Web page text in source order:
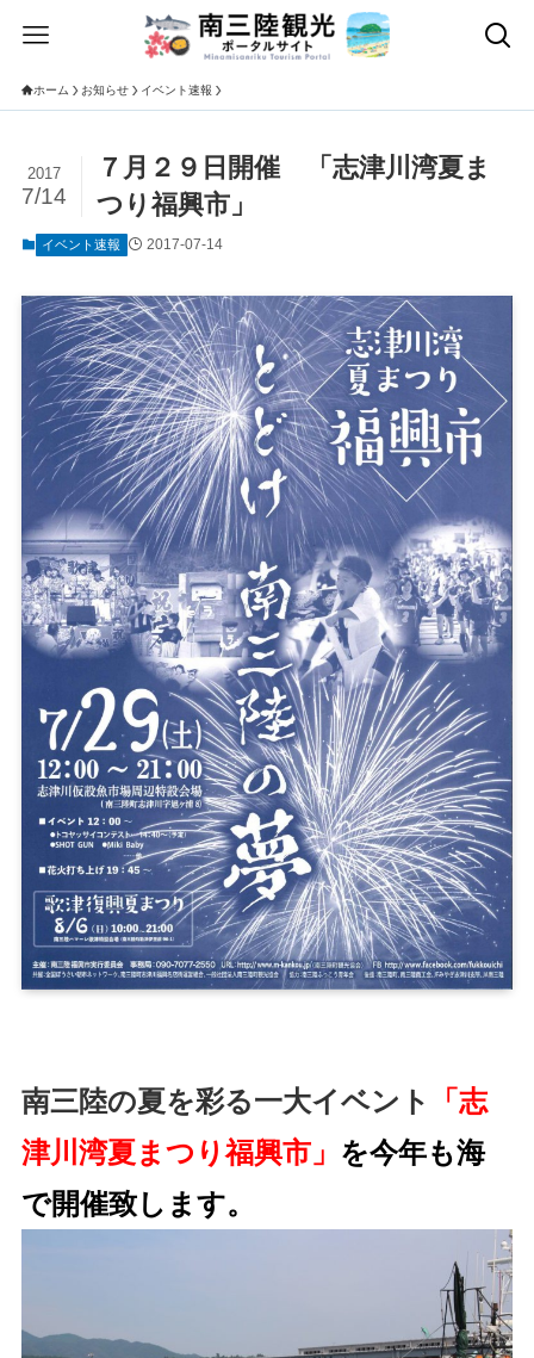
ホーム お知らせ イベント速報
７月２９日開催 「志津川湾夏ま
つり福興市」
2017
7/14
イベント速報 2017-07-14
南三陸の夏を彩る一大イベント
「志
津川湾夏まつり福興市」 を今年も海
で開催致します。